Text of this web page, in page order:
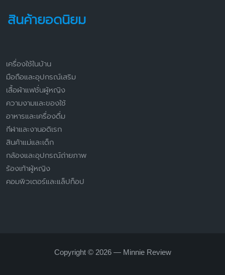
สินค้ายอดนิยม
เครื่องใช้ในบ้าน
มือถือและอุปกรณ์เสริม
เสื้อผ้าแฟชั่นผู้หญิง
ความงามและของใช้
อาหารและเครื่องดื่ม
กีฬาและงานอดิเรก
สินค้าแม่และเด็ก
กล้องและอุปกรณ์ถ่ายภาพ
ร้องเท้าผู้หญิง
คอมพิวเตอร์และแล็ปท็อป
Copyright © 2026 — Minnie Review